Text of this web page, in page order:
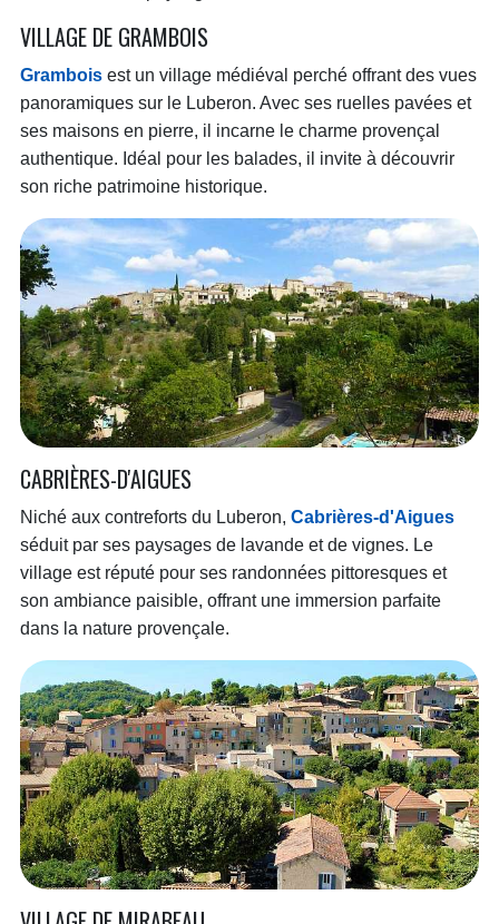
VILLAGE DE GRAMBOIS
Gramboisest un village médiéval perché offrant des vues
panoramiques sur le Luberon. Avec ses ruelles pavées et
ses maisons en pierre, il incarne le charme provençal
authentique. Idéal pour les balades, il invite à découvrir
son riche patrimoine historique.
CABRIÈRES-D'AIGUES
Niché aux contreforts du Luberon, Cabrières-d'Aigues
séduit par ses paysages de lavande et de vignes. Le
village est réputé pour ses randonnées pittoresques et
son ambiance paisible, offrant une immersion parfaite
dans la nature provençale.